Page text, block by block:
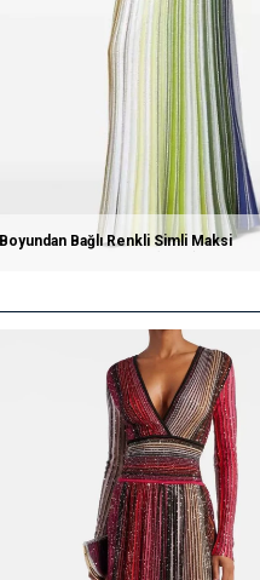
Boyundan Bağlı Renkli Simli Maksi